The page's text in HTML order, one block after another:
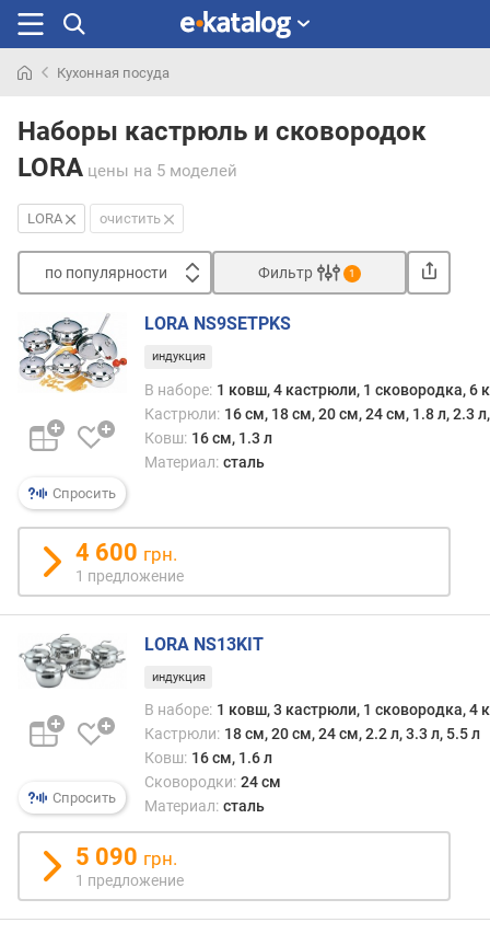
раньше
Кухонная посуда
Наборы кастрюль и сковородок
LORA цены на 5 моделей
LORA очистить
по популярности
п
о
п
п
у
я
р
н
о
с
т
и
о
д
е
е
в
х
Фильтр 1
Спросить
LORA NS9SETPKS
индукция
В наборе: 1 ковш, 4 кастрюли, 1 сковородка, 6
Кастрюли: 16 см, 18 см, 20 см, 24 см, 1.8 л, 2.3
Ковш: 16 см, 1.3 л
Материал: сталь
4 600 грн.
1 предложение
Спросить
LORA NS13KIT
индукция
В наборе: 1 ковш, 3 кастрюли, 1 сковородка, 4
Кастрюли: 18 см, 20 см, 24 см, 2.2 л, 3.3 л, 5.5 л
Ковш: 16 см, 1.6 л
Сковородки: 24 см
Материал: сталь
5 090 грн.
1 предложение